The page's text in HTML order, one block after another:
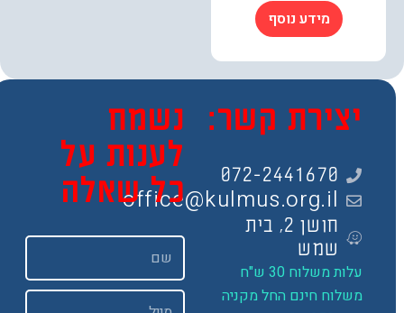
מידע נוסף
קשר:
072-2441670
office@kulmus.org.il
חושן 2, בית
שמש
משלוח 30 ש"ח
חינם החל מקניה
נשמח
לענות על
כל שאלה
Email